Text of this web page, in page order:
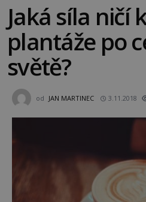
Jaká síla ničí
plantáže po
světě?
od JAN MARTINEC 3.11.2018